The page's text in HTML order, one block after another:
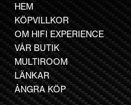
HEM
KÖPVILLKOR
OM HIFI EXPERIENCE
VÅR BUTIK
MULTIROOM
LÄNKAR
ÅNGRA KÖP